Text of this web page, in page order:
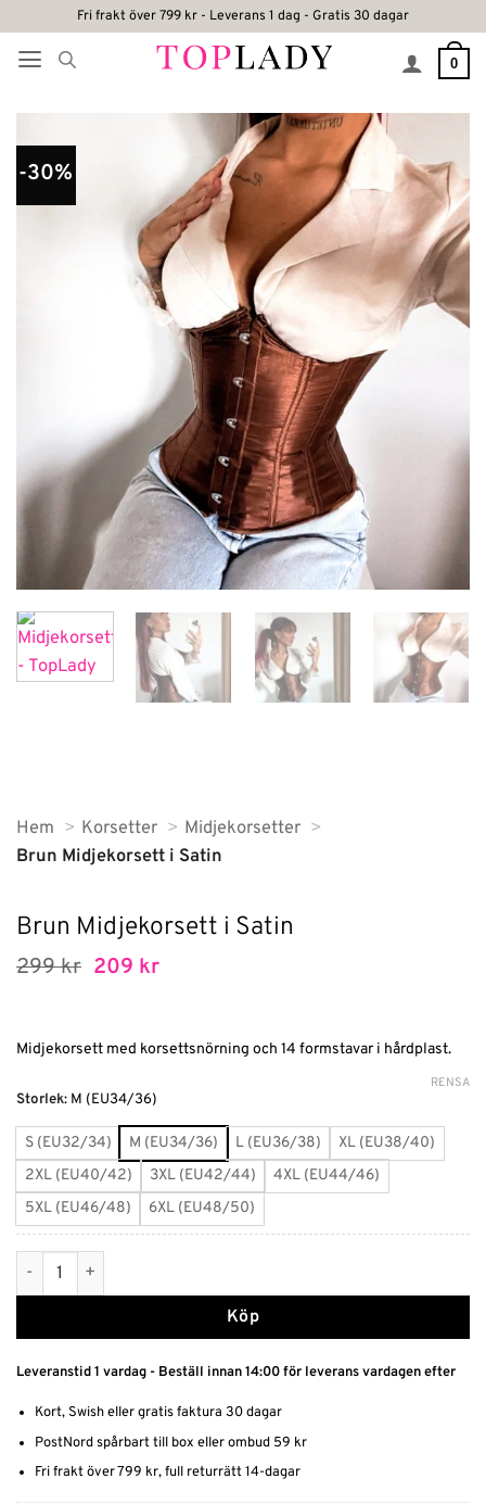
content
Fri frakt över 799 kr - Leverans 1 dag - Gratis 30 dagar
0
-30%
Hem Korsetter
Midjekorsetter
Brun Midjekorsett i Satin
Brun Midjekorsett i Satin
299kr Det
299 kr.
209 krDet
209 kr.
Midjekorsett med korsettsnörning och 14 formstavar i hårdplast.
Storlek: M (EU34/36)
S (EU32/34) M (EU34/36) L (EU36/38)
XL (EU38/40)
2XL (EU40/42)
3XL (EU42/44)
4XL (EU44/46)
5XL (EU46/48)
6XL (EU48/50)
RENSA
Brun Midjekorsett i Satin mängd
Köp
Alternative:
Leveranstid 1 vardag - Beställ innan 14:00 för leverans vardagen efter
Kort, Swish eller gratis faktura 30 dagar
PostNord spårbart till box eller ombud 59 kr
Fri frakt över 799 kr, full returrätt 14-dagar